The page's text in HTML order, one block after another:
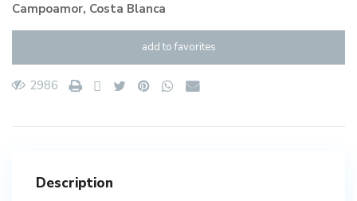
Campoamor, Costa Blanca
add to favorites
2986
Description